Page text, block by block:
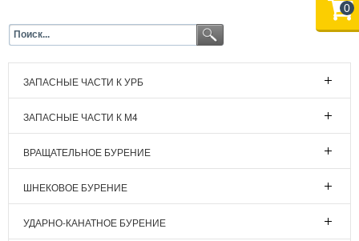
ЗАПАСНЫЕ ЧАСТИ К УРБ
ЗАПАСНЫЕ ЧАСТИ К М4
ВРАЩАТЕЛЬНОЕ БУРЕНИЕ
ШНЕКОВОЕ БУРЕНИЕ
УДАРНО-КАНАТНОЕ БУРЕНИЕ
0